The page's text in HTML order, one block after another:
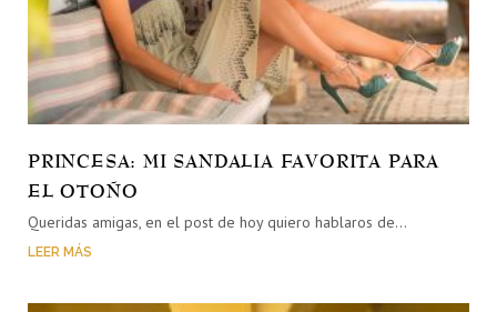
PRINCESA: MI SANDALIA FAVORITA PARA
EL OTOÑO
Queridas amigas, en el post de hoy quiero hablaros de…
LEER MÁS